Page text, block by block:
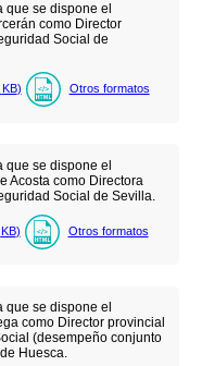
se dispone el
como Director
Social de
KB) Otros formatos
se dispone el
Acosta como Directora
Social de Sevilla.
KB) Otros formatos
se dispone el
como Director provincial
(desempeño conjunto
Huesca.